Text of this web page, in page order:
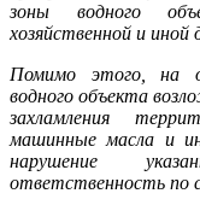
зоны водного
хозяйственной и иной
Помимо этого, на
водного объекта
захламления
машинные масла и
нарушение
ответственность